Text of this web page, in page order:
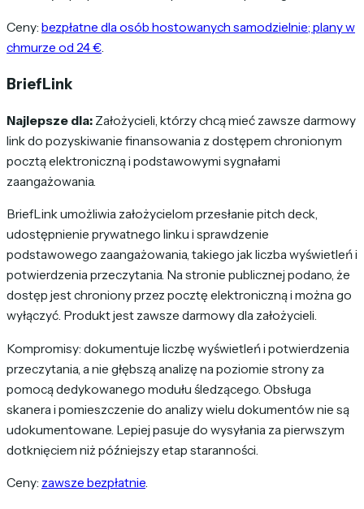
Ceny: bezpłatne dla osób hostowanych samodzielnie; plany w
chmurze od 24 €
BriefLink
Najlepsze dla: Założycieli, którzy chcą mieć zawsze darmowy
link do pozyskiwanie finansowania z dostępem chronionym
pocztą elektroniczną i podstawowymi sygnałami
zaangażowania.
BriefLink umożliwia założycielom przesłanie pitch deck,
udostępnienie prywatnego linku i sprawdzenie
podstawowego zaangażowania, takiego jak liczba wyświetleń i
potwierdzenia przeczytania. Na stronie publicznej podano, że
dostęp jest chroniony przez pocztę elektroniczną i można go
wyłączyć. Produkt jest zawsze darmowy dla założycieli.
Kompromisy: dokumentuje liczbę wyświetleń i potwierdzenia
przeczytania, a nie głębszą analizę na poziomie strony za
pomocą dedykowanego modułu śledzącego. Obsługa
skanera i pomieszczenie do analizy wielu dokumentów nie są
udokumentowane. Lepiej pasuje do wysyłania za pierwszym
dotknięciem niż późniejszy etap staranności.
Ceny: zawsze bezpłatnie.